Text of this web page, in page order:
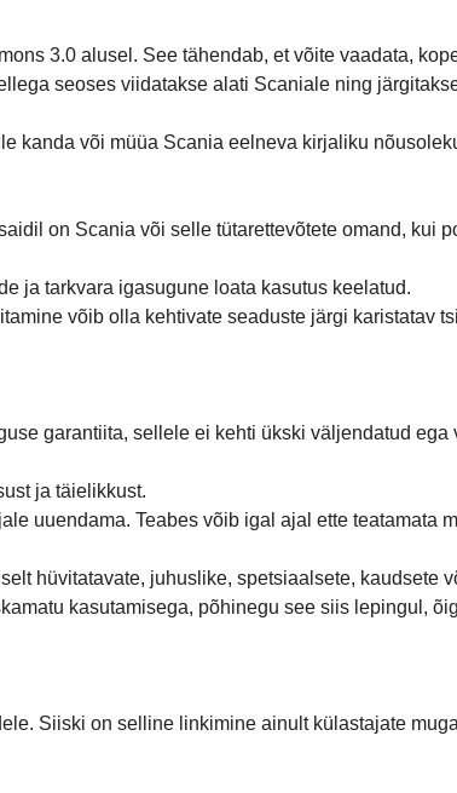
3.0 alusel. See tähendab, et võite vaadata,
seoses viidatakse alati Scaniale ning
kanda või müüa Scania eelneva kirjaliku
on Scania või selle tütarettevõtete omand, kui
ja tarkvara igasugune loata kasutus keelatud.
võib olla kehtivate seaduste järgi karistatav
garantiita, sellele ei kehti ükski väljendatud
ja täielikkust.
uuendama. Teabes võib igal ajal ette teatamata
hüvitatavate, juhuslike, spetsiaalsete, kaudsete
kasutamisega, põhinegu see siis lepingul,
Siiski on selline linkimine ainult külastajate